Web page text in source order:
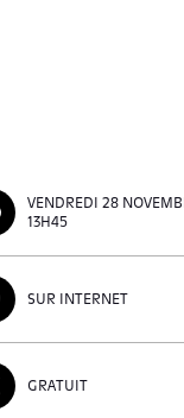
VENDREDI 28
13H45
SUR INTERNET
GRATUIT